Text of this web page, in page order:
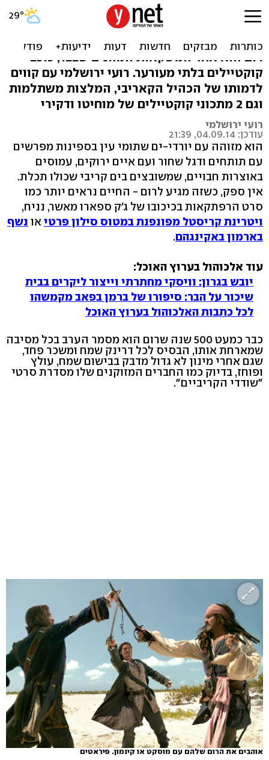
רגל מעץ: הכל על רום
אינספור פיראטים לאורך ההיסטוריה לא טועים:
רום הוא אחד המשקאות המהנים שבבר, כוכב
קוקטיילים בלתי מעורער. רועי ירושלמי עם קווים
לדמותו של הכהיל הקאריבי, המלצות משתלמות
וגם 2 מתכוני קוקטיילים של מוחיטו ודקירי
רועי ירושלמי
עודכן: 04.09.14, 21:39
הוא מזוהה עם יורדי-ים שתומי עין בספינות מפרשים
עם תותחים ודגל שחור ועם איים ירוקים, עמוסים
באוצרות חבויים, שמשובצים בים קריבי שכולו תכלת.
אין ספק, כשזה מגיע לרום - החיים נראים יותר כמו
סרט הרפתקאות בכיכובו של ג'ק ספארו מאשר, נניח,
ויטרינת קריסטל מפונפנת במטוס סילון פרטיאו נשף
בארמון באקינגהם.
עוד אלכוהול בערוץ האוכל:
יובש בגרון: וויסקי מחתרתי וייצור ליקרים בבית
שיכור על הבר: סיפורו של ברמן בפאב מקמשהו
לכל כתבות האלכוהול בערוץ האוכל
כבר כמעט 500 שנה שרום הוא מסמר הערב בכל מסיבה
שמארחת אותו, הבסיס לכל דרינק שמח ומשכר פחד,
שגם אחרי מינון לא גדול מדבק בבישום שמח, עולץ
ופוחז, בדיוק כמו החברים המזוקנים שלו מסדרת סרטי
"שודדי הקריביים".
אוהבים את הרום שלהם עם מוסקט או קינמון. פיראטים